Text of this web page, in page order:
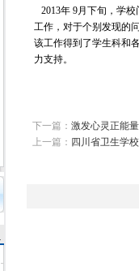
2013年 9月下旬，学
工作，对于个别发现的
该工作得到了学生科和
力支持。
下一篇： 激发心灵正能
上一篇： 四川省卫生学